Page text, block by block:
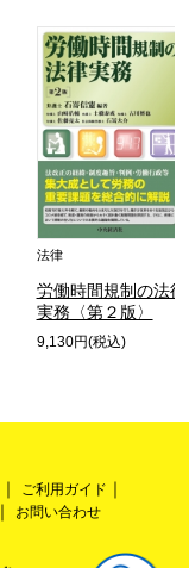
法律
労働時間規制の法律
実務〈第２版〉
9,130円(税込)
ご利用ガイド
お問い合わせ